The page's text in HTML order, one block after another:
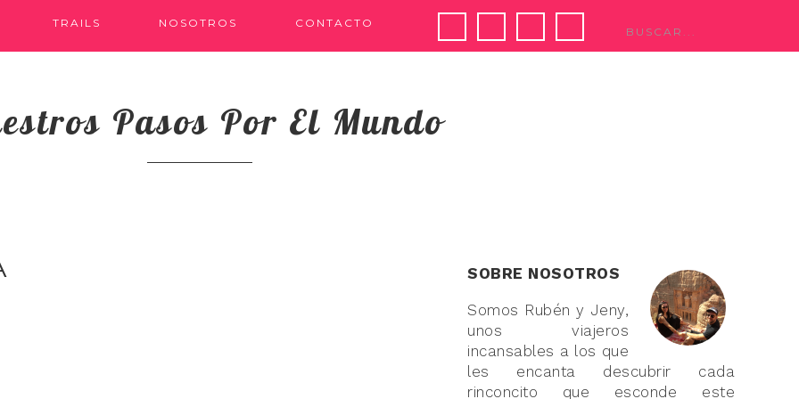
TRAILS NOSOTROS CONTACTO
Pasos Por El Mundo
SOBRE NOSOTROS
Somos Rubén y Jeny,
unos viajeros
incansables a los que
les encanta descubrir cada
rinconcito que esconde este